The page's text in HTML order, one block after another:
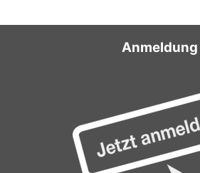
Anmeldung